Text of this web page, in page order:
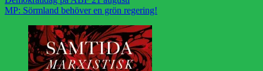
MP: Sörmland behöver en grön regering!